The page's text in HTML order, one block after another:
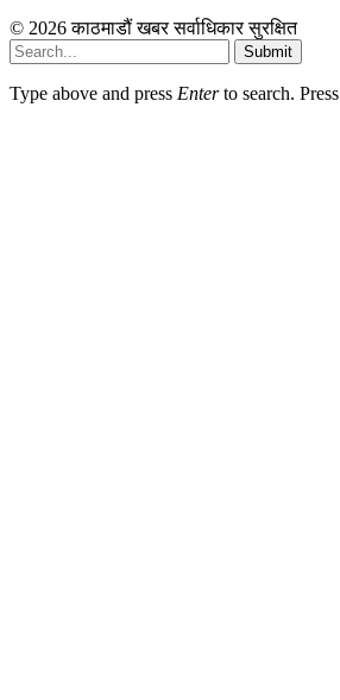
© 2026 काठमाडौं खबर सर्वाधिकार सुरक्षित
Submit
Type above and press Enterto search. Press